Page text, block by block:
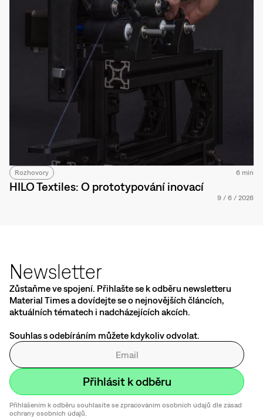
Rozhovory 6 min
HILO Textiles: O prototypování inovací
9 / 6 / 2026
Newsletter
Zůstaňme ve spojení. Přihlašte se k odběru newsletteru
Material Times a dovídejte se o nejnovějších článcích,
aktuálních tématech i nadcházejících akcích.
Souhlas s odebíráním můžete kdykoliv odvolat.
Přihlášením k odběru souhlasíte se zpracováním osobních údajů dle zásad
ochrany osobních údajů.